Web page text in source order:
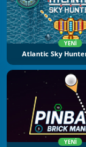
YENI
Atlantic Sky
YENI